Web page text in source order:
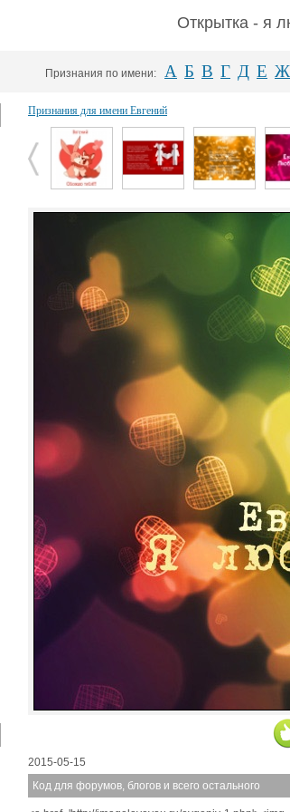
Открытка - я
Признания по имени: А Б В Г Д Е Ж
Признания для имени Евгений
2015-05-15
Код для форумов, блогов и всего остального